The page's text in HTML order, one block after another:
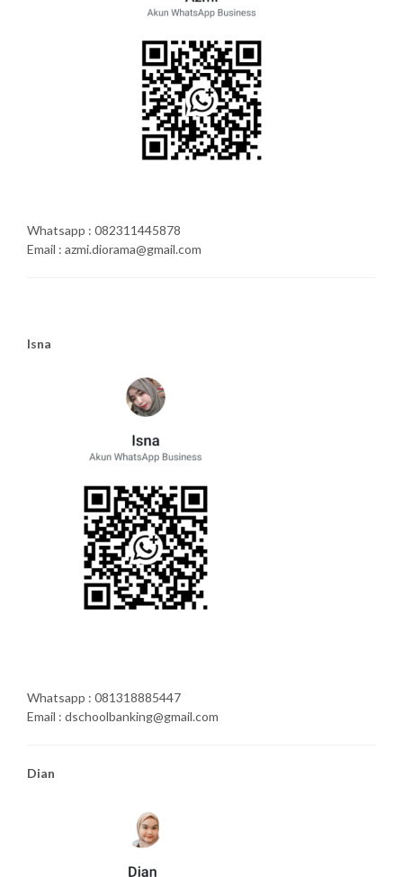
Whatsapp : 082311445878
Email : azmi.diorama@gmail.com
Isna
Whatsapp : 081318885447
Email : dschoolbanking@gmail.com
Dian